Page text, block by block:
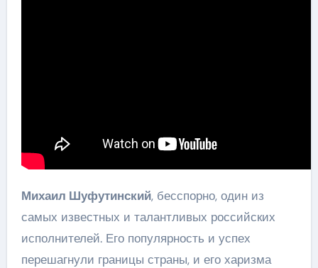
Михаил Шуфутинский, бесспорно, один из
самых известных и талантливых российских
исполнителей. Его популярность и успех
перешагнули границы страны, и его харизма